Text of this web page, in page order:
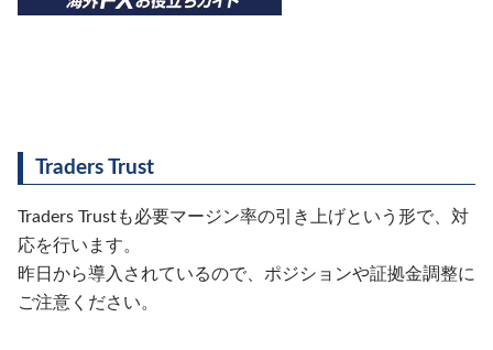
Traders Trust
Traders Trustも必要マージン率の引き上げという形で、対
応を行います。
昨日から導入されているので、ポジションや証拠金調整に
ご注意ください。